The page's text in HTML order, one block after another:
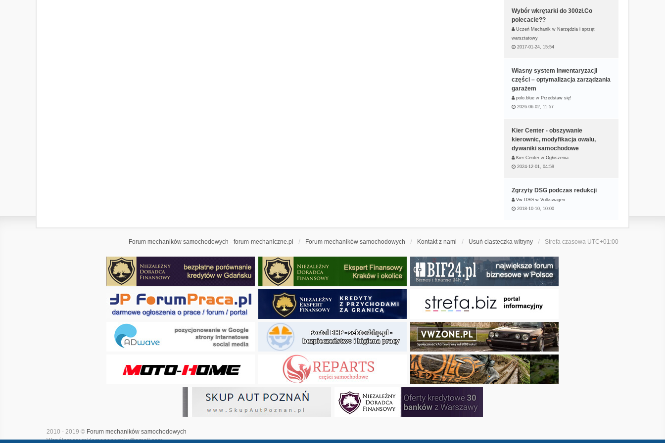
Wybór wkrętarki do 300zł.Co
polecacie??
Uczeń Mechanik w Narzędzia i sprzęt
warsztatowy
2017-01-24, 15:54
Własny system inwentaryzacji
części – optymalizacja zarządzania
garażem
polo.blue w Przedstaw się!
2026-06-02, 11:57
Kier Center - obszywanie
kierownic, modyfikacja owalu,
dywaniki samochodowe
Kier Center w Ogłoszenia
2024-12-01, 04:59
Zgrzyty DSG podczas redukcji
Vw DSG w Volkswagen
2018-10-10, 10:00
Forum mechaników samochodowych - forum-mechaniczne.pl Forum mechaników samochodowych Kontakt z nami Usuń ciasteczka witryny Strefa czasowa UTC+01:00
2010 - 2019 © Forum mechaników samochodowych
Współpraca: reklamanaportalu@gmail.com